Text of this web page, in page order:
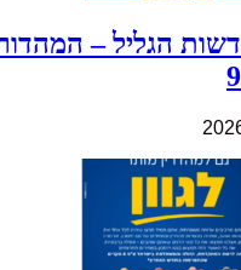
הגליל –